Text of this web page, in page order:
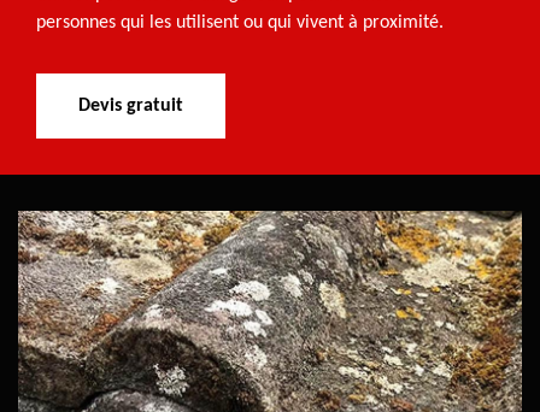
personnes qui les utilisent ou qui vivent à proximité.
Devis gratuit